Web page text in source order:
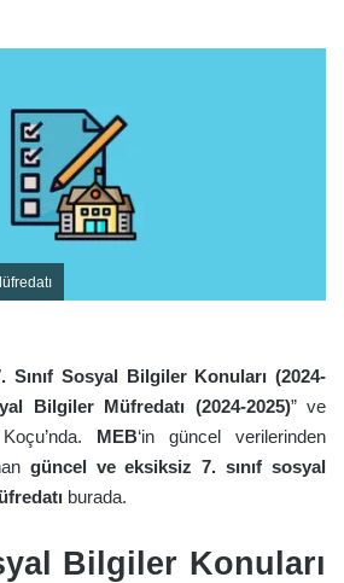
Sınıf Sosyal Bilgiler Konuları (2024-
Bilgiler Müfredatı (2024-2025)” ve
MEB‘in güncel verilerinden
güncel ve eksiksiz 7. sınıf sosyal
burada.
Bilgiler Konuları